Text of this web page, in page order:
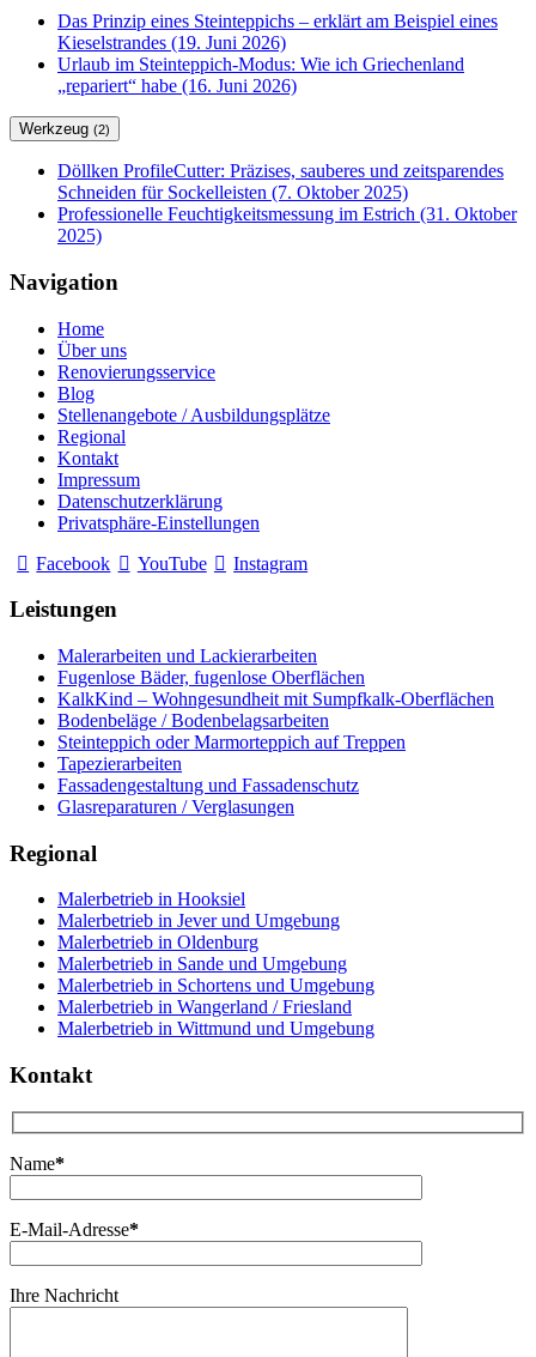
Das Prinzip eines Steinteppichs – erklärt am Beispiel eines
Kieselstrandes (19. Juni 2026)
Urlaub im Steinteppich-Modus: Wie ich Griechenland
„repariert“ habe (16. Juni 2026)
Werkzeug (2)
Döllken ProfileCutter: Präzises, sauberes und zeitsparendes
Schneiden für Sockelleisten (7. Oktober 2025)
Professionelle Feuchtigkeitsmessung im Estrich (31. Oktober
2025)
Navigation
Home
Über uns
Renovierungsservice
Blog
Stellenangebote / Ausbildungsplätze
Regional
Kontakt
Impressum
Datenschutzerklärung
Privatsphäre-Einstellungen
Facebook
YouTube Instagram
Leistungen
Malerarbeiten und Lackierarbeiten
Fugenlose Bäder, fugenlose Oberflächen
KalkKind – Wohngesundheit mit Sumpfkalk-Oberflächen
Bodenbeläge / Bodenbelagsarbeiten
Steinteppich oder Marmorteppich auf Treppen
Tapezierarbeiten
Fassadengestaltung und Fassadenschutz
Glasreparaturen / Verglasungen
Regional
Malerbetrieb in Hooksiel
Malerbetrieb in Jever und Umgebung
Malerbetrieb in Oldenburg
Malerbetrieb in Sande und Umgebung
Malerbetrieb in Schortens und Umgebung
Malerbetrieb in Wangerland / Friesland
Malerbetrieb in Wittmund und Umgebung
Kontakt
Name*
E-Mail-Adresse*
Ihre Nachricht